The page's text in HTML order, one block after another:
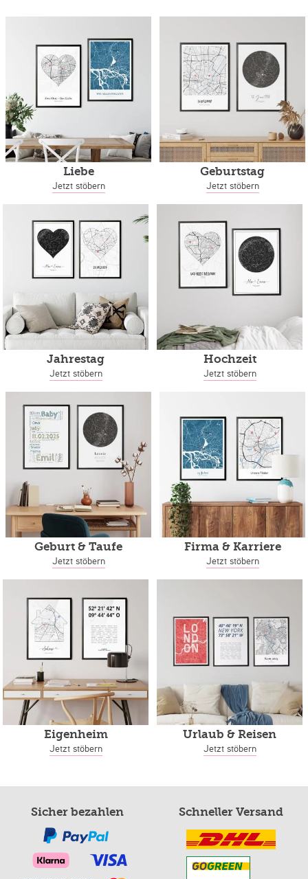
Liebe
Jetzt stöbern
Geburtstag
Jetzt stöbern
Jahrestag
Jetzt stöbern
Hochzeit
Jetzt stöbern
Geburt & Taufe
Jetzt stöbern
Firma & Karriere
Jetzt stöbern
Eigenheim
Jetzt stöbern
Urlaub & Reisen
Jetzt stöbern
Sicher bezahlen Schneller Versand